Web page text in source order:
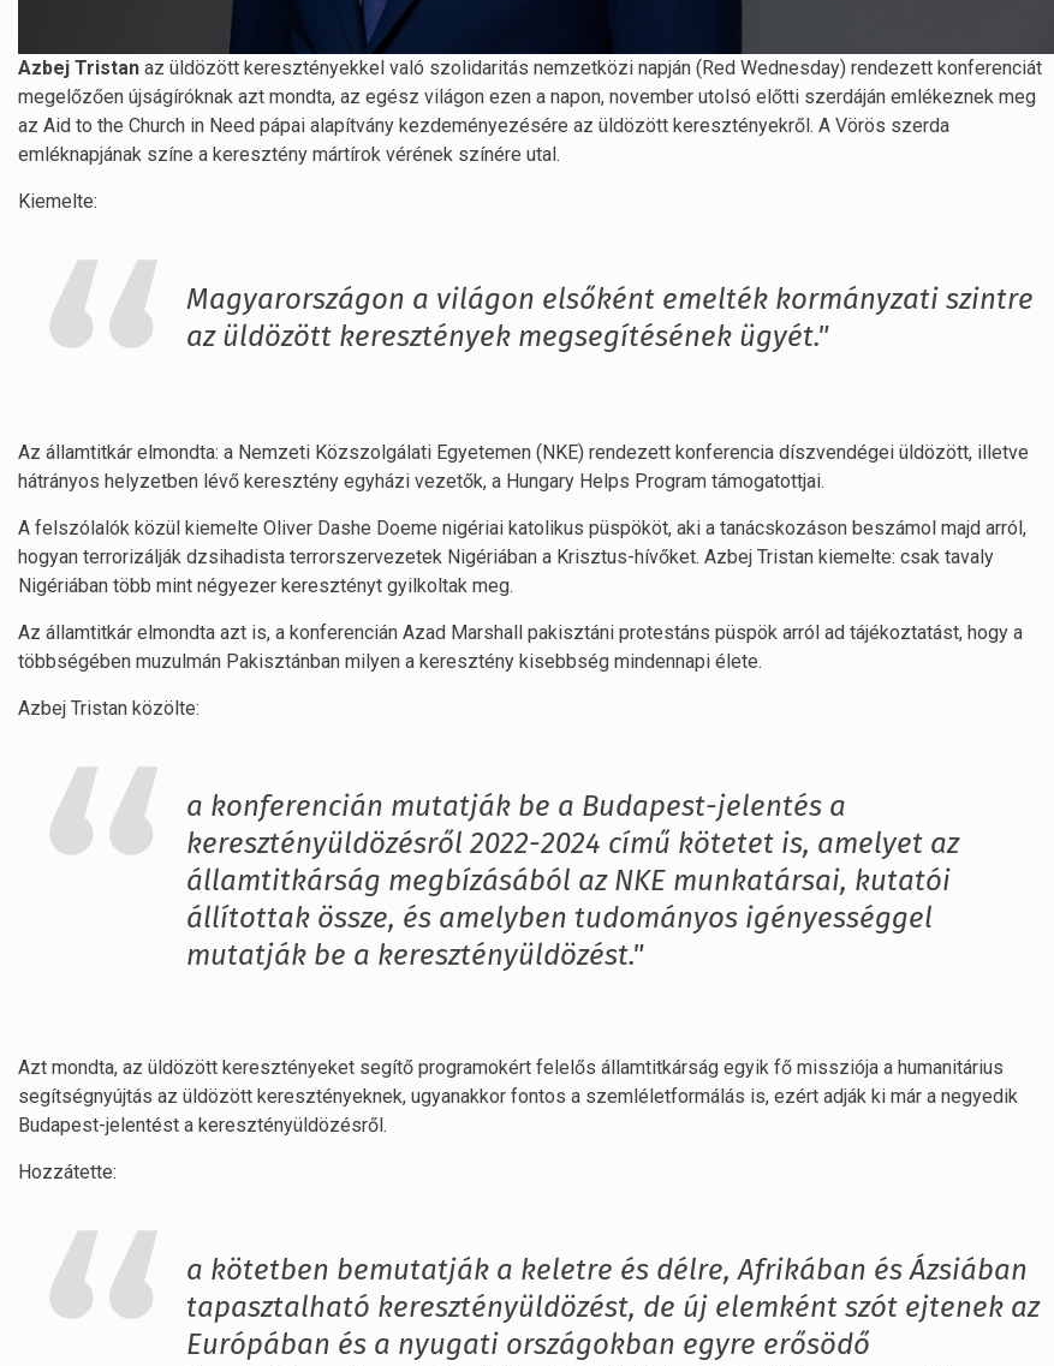
Azbej Tristan az üldözött keresztényekkel való szolidaritás nemzetközi napján (Red Wednesday) rendezett konferenciát
megelőzően újságíróknak azt mondta, az egész világon ezen a napon, november utolsó előtti szerdáján emlékeznek meg
az Aid to the Church in Need pápai alapítvány kezdeményezésére az üldözött keresztényekről. A Vörös szerda
emléknapjának színe a keresztény mártírok vérének színére utal.
Kiemelte:
Magyarországon a világon elsőként emelték kormányzati szintre
az üldözött keresztények megsegítésének ügyét."
Az államtitkár elmondta: a Nemzeti Közszolgálati Egyetemen (NKE) rendezett konferencia díszvendégei üldözött, illetve
hátrányos helyzetben lévő keresztény egyházi vezetők, a Hungary Helps Program támogatottjai.
A felszólalók közül kiemelte Oliver Dashe Doeme nigériai katolikus püspököt, aki a tanácskozáson beszámol majd arról,
hogyan terrorizálják dzsihadista terrorszervezetek Nigériában a Krisztus-hívőket. Azbej Tristan kiemelte: csak tavaly
Nigériában több mint négyezer keresztényt gyilkoltak meg.
Az államtitkár elmondta azt is, a konferencián Azad Marshall pakisztáni protestáns püspök arról ad tájékoztatást, hogy a
többségében muzulmán Pakisztánban milyen a keresztény kisebbség mindennapi élete.
Azbej Tristan közölte:
a konferencián mutatják be a Budapest-jelentés a
keresztényüldözésről 2022-2024 című kötetet is, amelyet az
államtitkárság megbízásából az NKE munkatársai, kutatói
állítottak össze, és amelyben tudományos igényességgel
mutatják be a keresztényüldözést."
Azt mondta, az üldözött keresztényeket segítő programokért felelős államtitkárság egyik fő missziója a humanitárius
segítségnyújtás az üldözött keresztényeknek, ugyanakkor fontos a szemléletformálás is, ezért adják ki már a negyedik
Budapest-jelentést a keresztényüldözésről.
Hozzátette:
a kötetben bemutatják a keletre és délre, Afrikában és Ázsiában
tapasztalható keresztényüldözést, de új elemként szót ejtenek az
Európában és a nyugati országokban egyre erősödő